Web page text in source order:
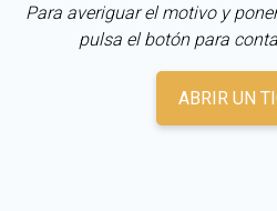
Para averiguar el motivo y
pulsa el botón para
ABRIR UN